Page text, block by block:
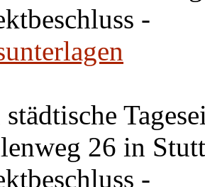
-
städtische
26 in
-